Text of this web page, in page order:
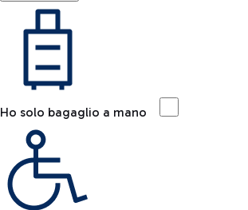
Ho solo bagaglio a mano